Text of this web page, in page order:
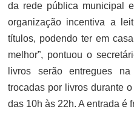
da rede pública municipal
organização incentiva a
títulos, podendo ter em
melhor”, pontuou o
livros serão entregues
trocadas por livros durante
das 10h às 22h. A entrada é